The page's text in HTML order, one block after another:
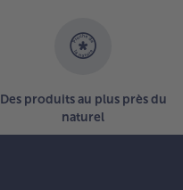
Des produits au plus près du
naturel